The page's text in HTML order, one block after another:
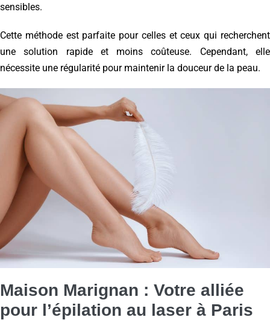
sensibles.
Cette méthode est parfaite pour celles et ceux qui recherchent
une solution rapide et moins coûteuse. Cependant, elle
nécessite une régularité pour maintenir la douceur de la peau.
Maison Marignan : Votre alliée
pour l’épilation au laser à Paris